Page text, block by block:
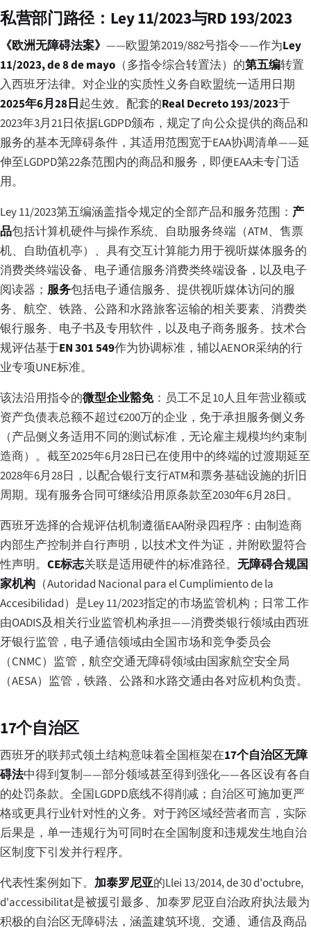
私营部门路径：Ley 11/2023与RD 193/2023
《欧洲无障碍法案》 ——欧盟第2019/882号指令——作为Ley
11/2023, de 8 de mayo （多指令综合转置法）的第五编转置
入西班牙法律。对企业的实质性义务自欧盟统一适用日期
2025年6月28日起生效。配套的Real Decreto 193/2023于
2023年3月21日依据LGDPD颁布，规定了向公众提供的商品和
服务的基本无障碍条件，其适用范围宽于EAA协调清单——延
伸至LGDPD第22条范围内的商品和服务，即便EAA未专门适
用。
Ley 11/2023第五编涵盖指令规定的全部产品和服务范围： 产
品包括计算机硬件与操作系统、自助服务终端（ATM、售票
机、自助值机亭）、具有交互计算能力用于视听媒体服务的
消费类终端设备、电子通信服务消费类终端设备，以及电子
阅读器； 服务包括电子通信服务、提供视听媒体访问的服
务、航空、铁路、公路和水路旅客运输的相关要素、消费类
银行服务、电子书及专用软件，以及电子商务服务。技术合
规评估基于EN 301 549作为协调标准，辅以AENOR采纳的行
业专项UNE标准。
该法沿用指令的微型企业豁免：员工不足10人且年营业额或
资产负债表总额不超过€200万的企业，免于承担服务侧义务
（产品侧义务适用不同的测试标准，无论雇主规模均约束制
造商）。截至2025年6月28日已在使用中的终端的过渡期延至
2028年6月28日，以配合银行支行ATM和票务基础设施的折旧
周期。现有服务合同可继续沿用原条款至2030年6月28日。
西班牙选择的合规评估机制遵循EAA附录四程序：由制造商
内部生产控制并自行声明，以技术文件为证，并附欧盟符合
性声明。 CE标志关联是适用硬件的标准路径。 无障碍合规国
家机构 （Autoridad Nacional para el Cumplimiento de la
Accesibilidad）是Ley 11/2023指定的市场监管机构；日常工作
由OADIS及相关行业监管机构承担——消费类银行领域由西班
牙银行监管，电子通信领域由全国市场和竞争委员会
（CNMC）监管，航空交通无障碍领域由国家航空安全局
（AESA）监管，铁路、公路和水路交通由各对应机构负责。
17个自治区
西班牙的联邦式领土结构意味着全国框架在17个自治区无障
碍法中得到复制——部分领域甚至得到强化——各区设有各自
的处罚条款。全国LGDPD底线不得削减；自治区可施加更严
格或更具行业针对性的义务。对于跨区域经营者而言，实际
后果是，单一违规行为可同时在全国制度和违规发生地自治
区制度下引发并行程序。
代表性案例如下。 加泰罗尼亚的Llei 13/2014, de 30 d'octubre,
d'accessibilitat是被援引最多、加泰罗尼亚自治政府执法最为
积极的自治区无障碍法，涵盖建筑环境、交通、通信及商品